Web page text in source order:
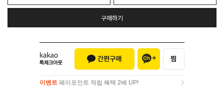
구매하기
이벤트 페이포인트 적립 혜택 2배 UP!